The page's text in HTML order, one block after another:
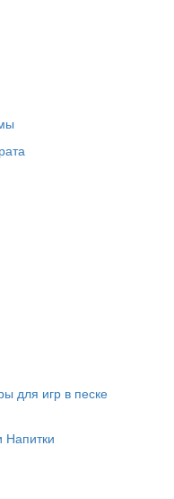
для игр в песке
Напитки